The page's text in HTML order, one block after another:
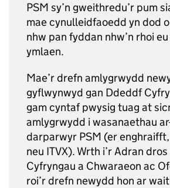
PSM sy’n gweithredu’r pum
mae cynulleidfaoedd yn dod
nhw pan fyddan nhw’n rhoi
ymlaen.
Mae’r drefn amlygrwydd
gyflwynwyd gan Ddeddf
gam cyntaf pwysig tuag at
amlygrwydd i wasanaethau
darparwyr PSM (er
neu ITVX). Wrth i’r Adran
Cyfryngau a Chwaraeon ac
roi’r drefn newydd hon ar